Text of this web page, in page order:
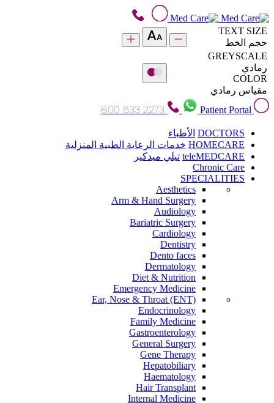
TEXT SIZE
حجم الخط
GREYSCALE
رمادي
COLOR
مقياس رمادي
Patient Portal
800 633 2273
DOCTORS الأطباء
HOMECARE خدمات الرعاية الطبية المنزلية
teleMEDCARE تيلي ميدكير
Chronic Care
SPECIALITIES
Aesthetics
Arm & Hand Surgery
Audiology
Bariatric Surgery
Cardiology
Dentistry
Dento faces
Dermatology
Diet & Nutrition
Emergency Medicine
Ear, Nose & Throat (ENT)
Endocrinology
Family Medicine
Gastroenterology
General Surgery
Gene Therapy
Hepatobiliary
Haematology
Hair Transplant
Internal Medicine